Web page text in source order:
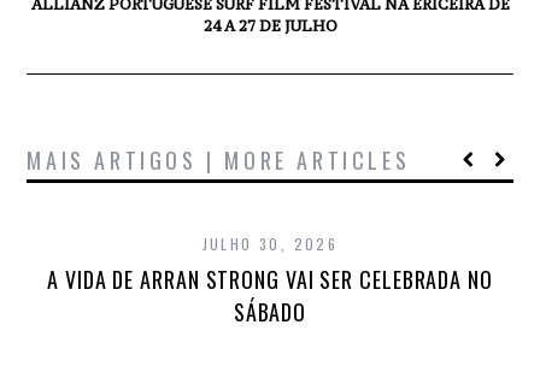
ALLIANZ PORTUGUESE SURF FILM FESTIVAL NA ERICEIRA DE
24 A 27 DE JULHO
MAIS ARTIGOS | MORE ARTICLES
JULHO 30, 2026
A VIDA DE ARRAN STRONG VAI SER CELEBRADA NO
SÁBADO